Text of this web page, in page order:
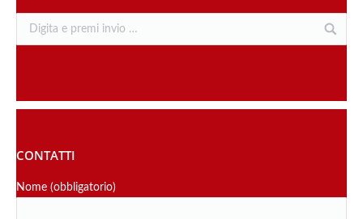
CONTATTI
Nome (obbligatorio)